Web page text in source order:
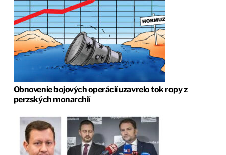
Obnovenie bojových operácií uzavrelo tok ropy z
perzských monarchií